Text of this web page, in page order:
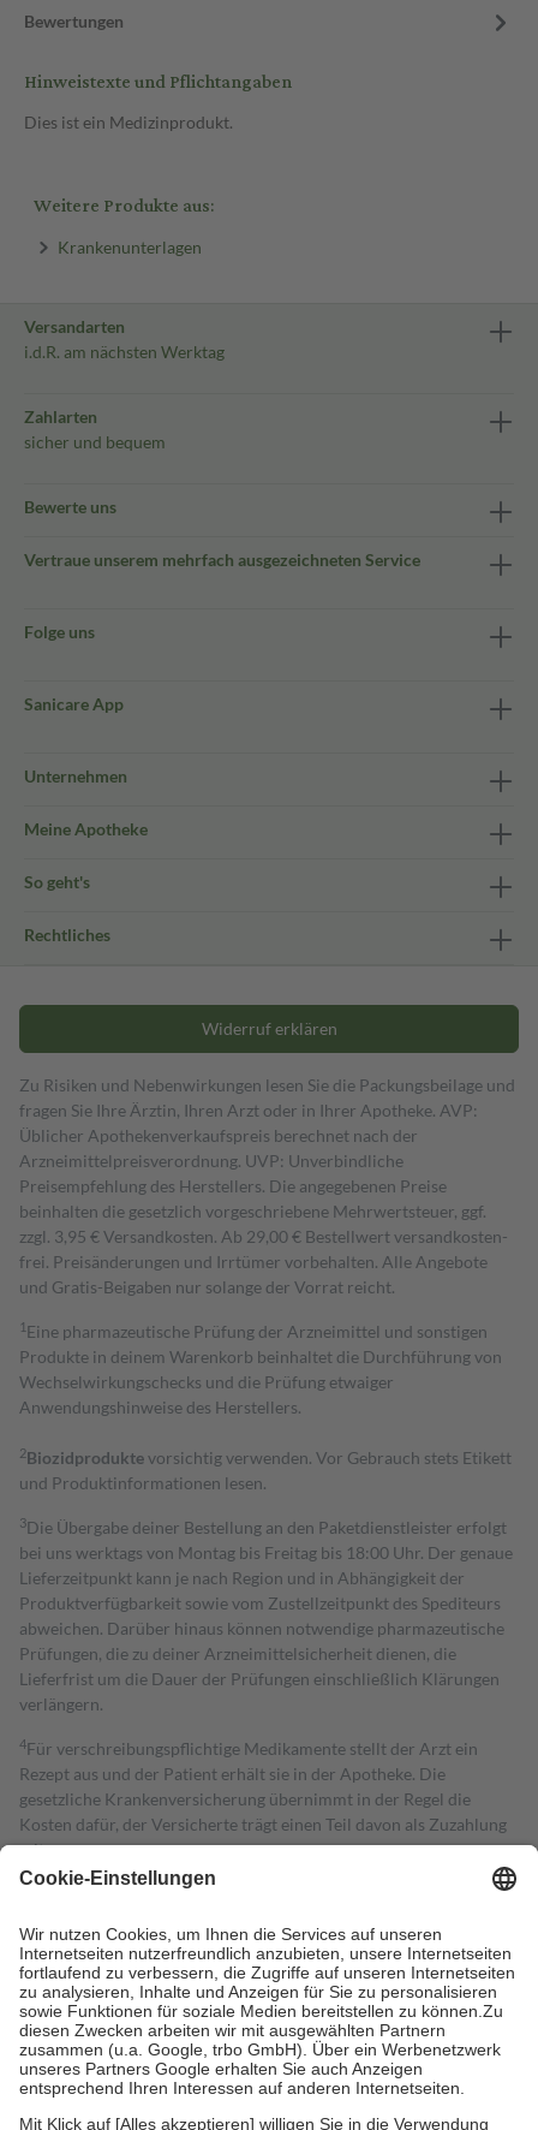
Bewertungen
Hinweistexte und Pflichtangaben
Dies ist ein Medizinprodukt.
Weitere Produkte aus:
Krankenunterlagen
Versandarten
i.d.R. am nächsten Werktag
Zahlarten
sicher und bequem
Bewerte uns
Vertraue unserem mehrfach ausgezeichneten Service
Folge uns
Sanicare App
Unternehmen
Meine Apotheke
So geht's
Rechtliches
Widerruf erklären
Zu Risiken und Nebenwirkungen lesen Sie die Packungsbeilage und
fragen Sie Ihre Ärztin, Ihren Arzt oder in Ihrer Apotheke. AVP:
Üblicher Apothekenverkaufspreis berechnet nach der
Arzneimittelpreisverordnung. UVP: Unverbindliche
Preisempfehlung des Herstellers. Die angegebenen Preise
beinhalten die gesetzlich vorgeschriebene Mehrwertsteuer, ggf.
zzgl. 3,95 € Versandkosten. Ab 29,00 € Bestell­wert versand­kosten­
frei. Preisänderungen und Irrtümer vorbehalten. Alle Angebote
und Gratis-Beigaben nur solange der Vorrat reicht.
1 Eine pharmazeutische Prüfung der Arzneimittel und sonstigen
Produkte in deinem Warenkorb beinhaltet die Durchführung von
Wechselwirkungschecks und die Prüfung etwaiger
Anwendungshinweise des Herstellers.
2Biozidproduktevorsichtig verwenden. Vor Gebrauch stets Etikett
und Produktinformationen lesen.
3Die Übergabe deiner Bestellung an den Paketdienstleister erfolgt
bei uns werktags von Montag bis Freitag bis 18:00 Uhr. Der genaue
Lieferzeitpunkt kann je nach Region und in Abhängigkeit der
Produktverfügbarkeit sowie vom Zustellzeitpunkt des Spediteurs
abweichen. Darüber hinaus können notwendige pharmazeutische
Prüfungen, die zu deiner Arzneimittelsicherheit dienen, die
Lieferfrist um die Dauer der Prüfungen einschließlich Klärungen
verlängern.
4Für verschreibungspflichtige Medikamente stellt der Arzt ein
Rezept aus und der Patient erhält sie in der Apotheke. Die
gesetzliche Krankenversicherung übernimmt in der Regel die
Kosten dafür, der Versicherte trägt einen Teil davon als Zuzahlung
mit.
Grundsätzlich leisten Mitglieder Zuzahlungen in Höhe von zehn
höchstens zehn Euro.
Es sind jedoch nie mehr als die tatsächlichen
Kosten der Leistung zu entrichten.
Diese Regeln gelten grundsätzlich auch für Online-Apotheken.
Bei Heilmitteln und häuslicher Krankenpflege beträgt die
Zuzahlung zehn Prozent der Kosten sowie zehn Euro je
Verordnung.
Um das Engagement der Versicherten für ihre eigene Gesundheit zu
stärken und die besondere Stellung der Familie zu unterstützen,